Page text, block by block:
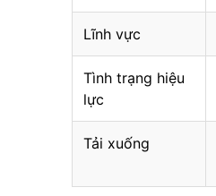
Lĩnh vực
Tình trạng hiệu
lực
Tải xuống